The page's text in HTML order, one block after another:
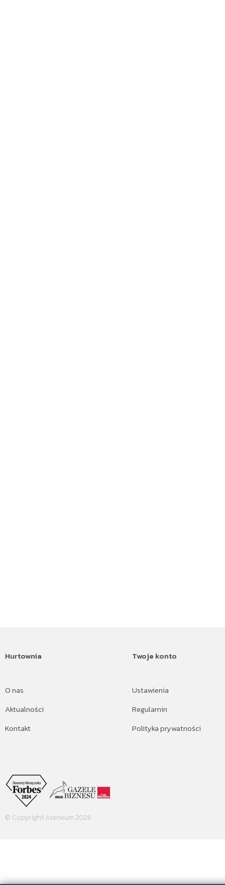
Hurtownia
O nas
Aktualności
Kontakt
Twoje konto
Ustawienia
Regulamin
Polityka prywatności
© Copyright Ateneum 2026